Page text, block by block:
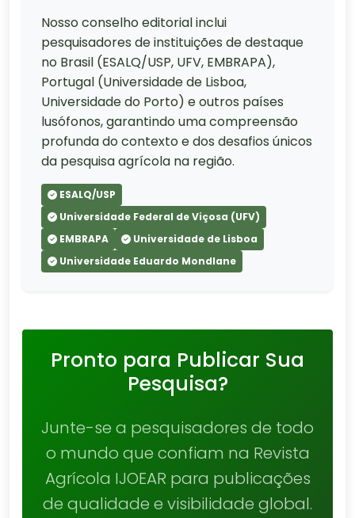
Nosso conselho editorial inclui
pesquisadores de instituições de destaque
no Brasil (ESALQ/USP, UFV, EMBRAPA),
Portugal (Universidade de Lisboa,
Universidade do Porto) e outros países
lusófonos, garantindo uma compreensão
profunda do contexto e dos desafios únicos
da pesquisa agrícola na região.
ESALQ/USP
Universidade Federal de Viçosa (UFV)
EMBRAPA
Universidade de Lisboa
Universidade Eduardo Mondlane
Pronto para Publicar Sua
Pesquisa?
Junte-se a pesquisadores de todo
o mundo que confiam na Revista
Agrícola IJOEAR para publicações
de qualidade e visibilidade global.